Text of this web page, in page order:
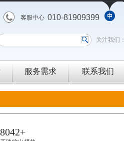
客服中心 010-81909399
关注我们：
服务需求 联系我们